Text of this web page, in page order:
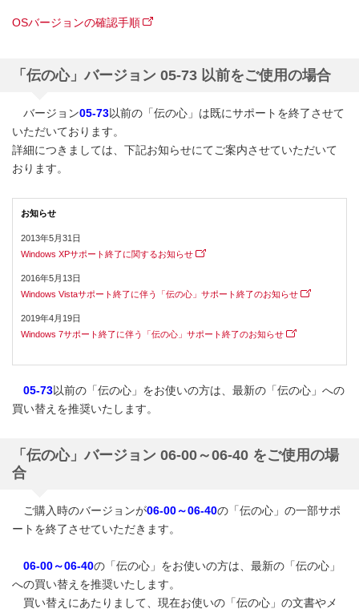
OSバージョンの確認手順
「伝の心」バージョン 05-73 以前をご使用の場合
バージョン05-73以前の「伝の心」は既にサポートを終了させて
いただいております。
詳細につきましては、下記お知らせにてご案内させていただいて
おります。
お知らせ
2013年5月31日
Windows XPサポート終了に関するお知らせ
2016年5月13日
Windows Vistaサポート終了に伴う「伝の心」サポート終了のお知らせ
2019年4月19日
Windows 7サポート終了に伴う「伝の心」サポート終了のお知らせ
05-73以前の「伝の心」をお使いの方は、最新の「伝の心」への
買い替えを推奨いたします。
「伝の心」バージョン 06-00～06-40 をご使用の場
合
ご購入時のバージョンが06-00～06-40の「伝の心」の一部サポ
ートを終了させていただきます。
06-00～06-40の「伝の心」をお使いの方は、最新の「伝の心」
への買い替えを推奨いたします。
買い替えにあたりまして、現在お使いの「伝の心」の文書やメ